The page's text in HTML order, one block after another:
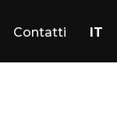
Contatti IT